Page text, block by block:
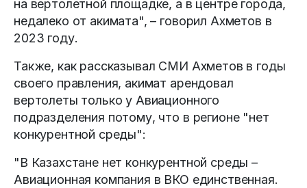
на вертолетной площадке, а в центре города,
недалеко от акимата", – говорил Ахметов в
2023 году.
Также, как рассказывал СМИ Ахметов в годы
своего правления, акимат арендовал
вертолеты только у Авиационного
подразделения потому, что в регионе "нет
конкурентной среды":
"В Казахстане нет конкурентной среды –
Авиационная компания в ВКО единственная.